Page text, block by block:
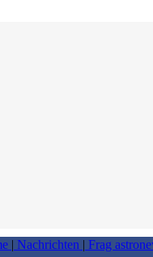
| Nachrichten | Frag